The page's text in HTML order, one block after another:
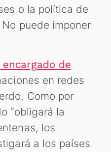
o la política de
puede imponer
encargado de
en redes
Como por
“obligará la
los
a los países